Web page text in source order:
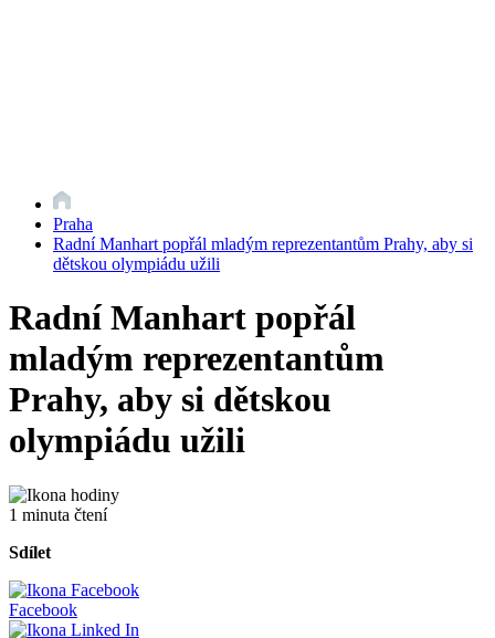
Praha
Radní Manhart popřál mladým reprezentantům Prahy, aby si
dětskou olympiádu užili
Radní Manhart popřál
mladým reprezentantům
Prahy, aby si dětskou
olympiádu užili
1 minuta čtení
Sdílet
Facebook